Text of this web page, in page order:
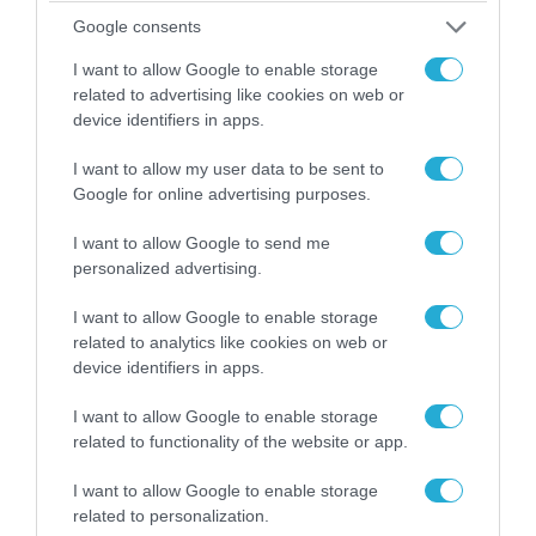
Google consents
I want to allow Google to enable storage
related to advertising like cookies on web or
device identifiers in apps.
I want to allow my user data to be sent to
Google for online advertising purposes.
I want to allow Google to send me
personalized advertising.
I want to allow Google to enable storage
related to analytics like cookies on web or
device identifiers in apps.
I want to allow Google to enable storage
related to functionality of the website or app.
I want to allow Google to enable storage
related to personalization.
να μην έχει κοντοσταθεί για να τους παρατηρήσει
στην τακτική αλλαγή φρουράς τους. Η ιστορία της
Προεδρικής Φρουράς ξεκινά στις 12 Δεκεμβρίου του
1868, ως μάχιμο και τελετουργικό άγημα […]
Το Ιράκ προσανατολίζεται σε προμήθεια
ρωσικών T-90 αντί των αμερικανικών M1A2
Abram
Το Ιράκ θέλει να προμηθευτεί μια μεγάλη παρτίδα